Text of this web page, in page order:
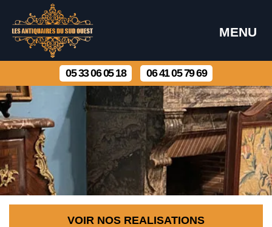
MENU
05 33 06 05 18 06 41 05 79 69
VOIR NOS REALISATIONS